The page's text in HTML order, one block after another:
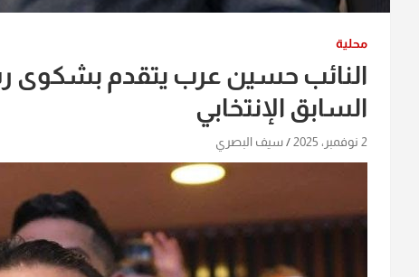
محلية
النائب حسين عرب يتقدم بشكوى
السابق الإنتخابي
2 نوفمبر، 2025 سيف البصري